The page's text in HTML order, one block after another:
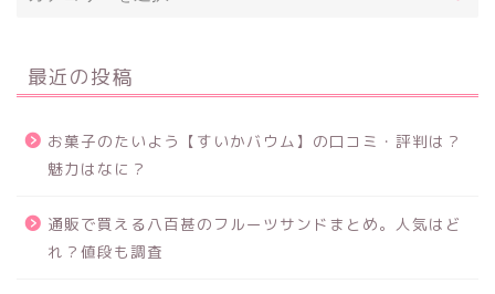
最近の投稿
お菓子のたいよう【すいかバウム】の口コミ・評判は？
魅力はなに？
通販で買える八百甚のフルーツサンドまとめ。人気はど
れ？値段も調査